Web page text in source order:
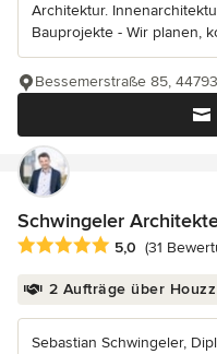
Architektur.
Bauprojekte - Wir planen,
Bessemerstraße 85,
Schwingeler
Durchschnittliche
5,0 (31
2 Aufträge über Houzz
Sebastian Schwingeler,